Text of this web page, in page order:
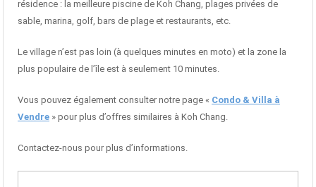
résidence : la meilleure piscine de Koh Chang, plages privées de
sable, marina, golf, bars de plage et restaurants, etc.
Le village n’est pas loin (à quelques minutes en moto) et la zone la
plus populaire de l’île est à seulement 10 minutes.
Vous pouvez également consulter notre page « Condo & Villa à
Vendre » pour plus d’offres similaires à Koh Chang.
Contactez-nous pour plus d’informations.